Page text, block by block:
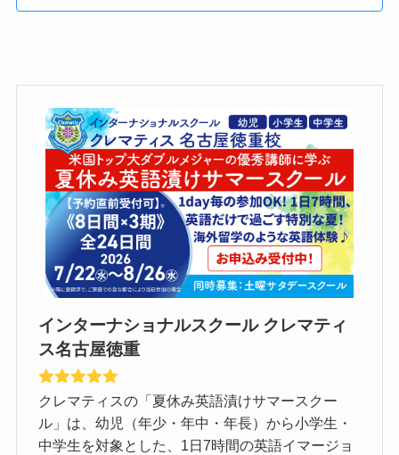
インターナショナルスクール クレマティ
ス名古屋徳重
クレマティスの「夏休み英語漬けサマースクー
ル」は、幼児（年少・年中・年長）から小学生・
中学生を対象とした、1日7時間の英語イマージョ